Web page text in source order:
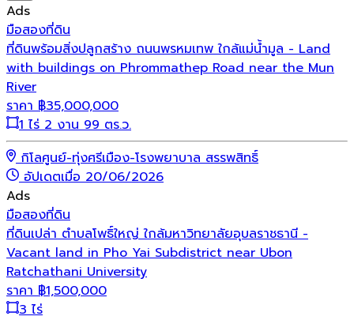
Ads
มือสองที่ดิน
ที่ดินพร้อมสิ่งปลูกสร้าง ถนนพรหมเทพ ใกล้แม่น้ำมูล - Land
with buildings on Phrommathep Road near the Mun
River
ราคา ฿35,000,000
1 ไร่ 2 งาน 99 ตร.ว.
กิโลศูนย์-ทุ่งศรีเมือง-โรงพยาบาล สรรพสิทธิ์
อัปเดตเมื่อ 20/06/2026
Ads
มือสองที่ดิน
ที่ดินเปล่า ตำบลโพธิ์ใหญ่ ใกล้มหาวิทยาลัยอุบลราชธานี -
Vacant land in Pho Yai Subdistrict near Ubon
Ratchathani University
ราคา ฿1,500,000
3 ไร่